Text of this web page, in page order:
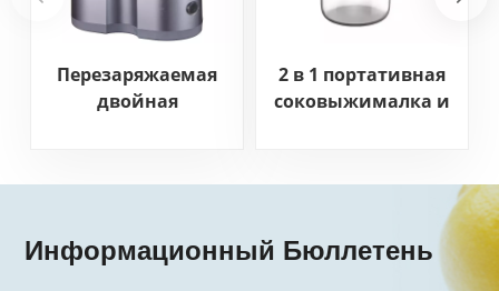
Перезаряжаемая
двойная
2 в 1 портативная
соковыжималка и
Информационный Бюллетень